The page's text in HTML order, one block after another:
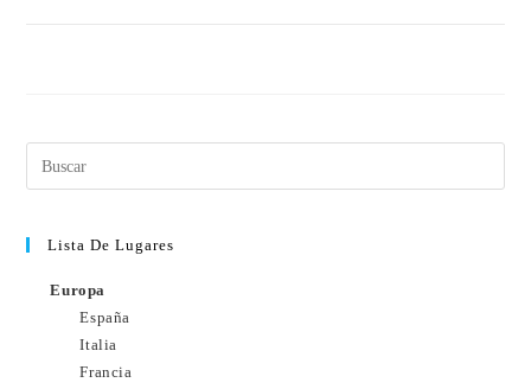
Lista De Lugares
Europa
España
Italia
Francia